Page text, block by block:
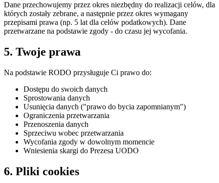
Dane przechowujemy przez okres niezbędny do realizacji celów, dla
których zostały zebrane, a następnie przez okres wymagany
przepisami prawa (np. 5 lat dla celów podatkowych). Dane
przetwarzane na podstawie zgody - do czasu jej wycofania.
5. Twoje prawa
Na podstawie RODO przysługuje Ci prawo do:
Dostępu do swoich danych
Sprostowania danych
Usunięcia danych ("prawo do bycia zapomnianym")
Ograniczenia przetwarzania
Przenoszenia danych
Sprzeciwu wobec przetwarzania
Wycofania zgody w dowolnym momencie
Wniesienia skargi do Prezesa UODO
6. Pliki cookies